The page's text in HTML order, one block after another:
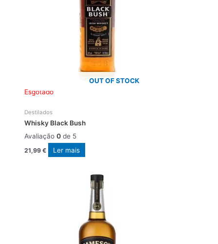
OUT OF STOCK
Esgotado
Destilados
Whisky Black Bush
Avaliação 0 de 5
21,99 € Ler mais